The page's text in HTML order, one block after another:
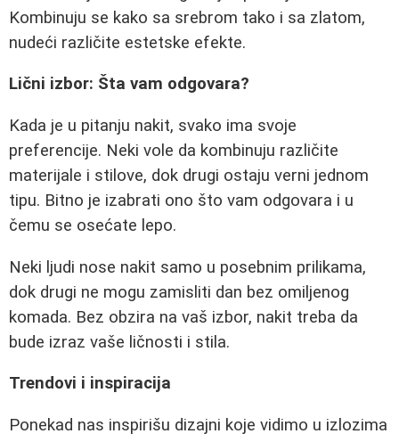
Kombinuju se kako sa srebrom tako i sa zlatom,
nudeći različite estetske efekte.
Lični izbor: Šta vam odgovara?
Kada je u pitanju nakit, svako ima svoje
preferencije. Neki vole da kombinuju različite
materijale i stilove, dok drugi ostaju verni jednom
tipu. Bitno je izabrati ono što vam odgovara i u
čemu se osećate lepo.
Neki ljudi nose nakit samo u posebnim prilikama,
dok drugi ne mogu zamisliti dan bez omiljenog
komada. Bez obzira na vaš izbor, nakit treba da
bude izraz vaše ličnosti i stila.
Trendovi i inspiracija
Ponekad nas inspirišu dizajni koje vidimo u izlozima